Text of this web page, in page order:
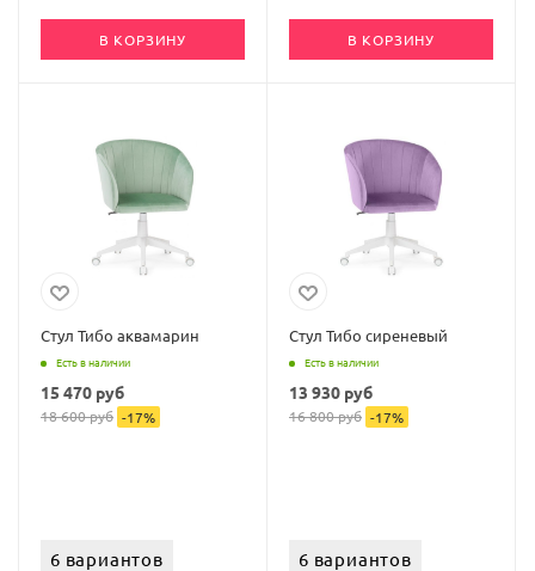
В КОРЗИНУ В КОРЗИНУ
Стул Тибо аквамарин
Есть в наличии
15 470 руб
18 600руб -17%
6 вариантов
Стул Тибо сиреневый
Есть в наличии
13 930 руб
16 800руб -17%
6 вариантов